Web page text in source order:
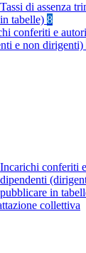
Tassi di assenza
in tabelle) 8
conferiti e
e non dirigenti)
Incarichi conferiti
dipendenti
pubblicare in
collettiva